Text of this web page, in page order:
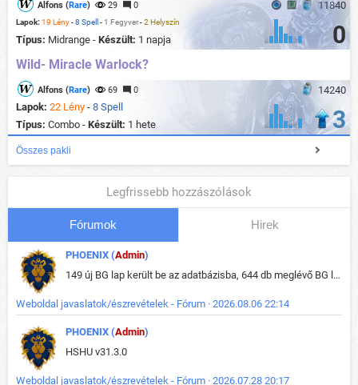
11840
Alfons (Rare) 29 0
Lapok: 19 Lény-8 Spell - 1 Fegyver-2 Helyszín
Típus: Midrange - Készült: 1 napja 0
Wild- Miracle Warlock?
14240
Alfons (Rare) 69 0
Lapok: 22 Lény - 8 Spell
Típus: Combo - Készült: 1 hete 3
Összes pakli
Legfrissebb hozzászólások
Fórumok Hirek
PHOENIX (Admin)
149 új BG lap került be az adatbázisba, 644 db meglévő BG lap módosult, bekerültek az új képek a megváltozott lapokhoz is.
Weboldal javaslatok/észrevételek - Fórum · 2026.08.06 22:14
PHOENIX (Admin)
HSHU v31.3.0
Weboldal javaslatok/észrevételek - Fórum · 2026.07.28 20:17